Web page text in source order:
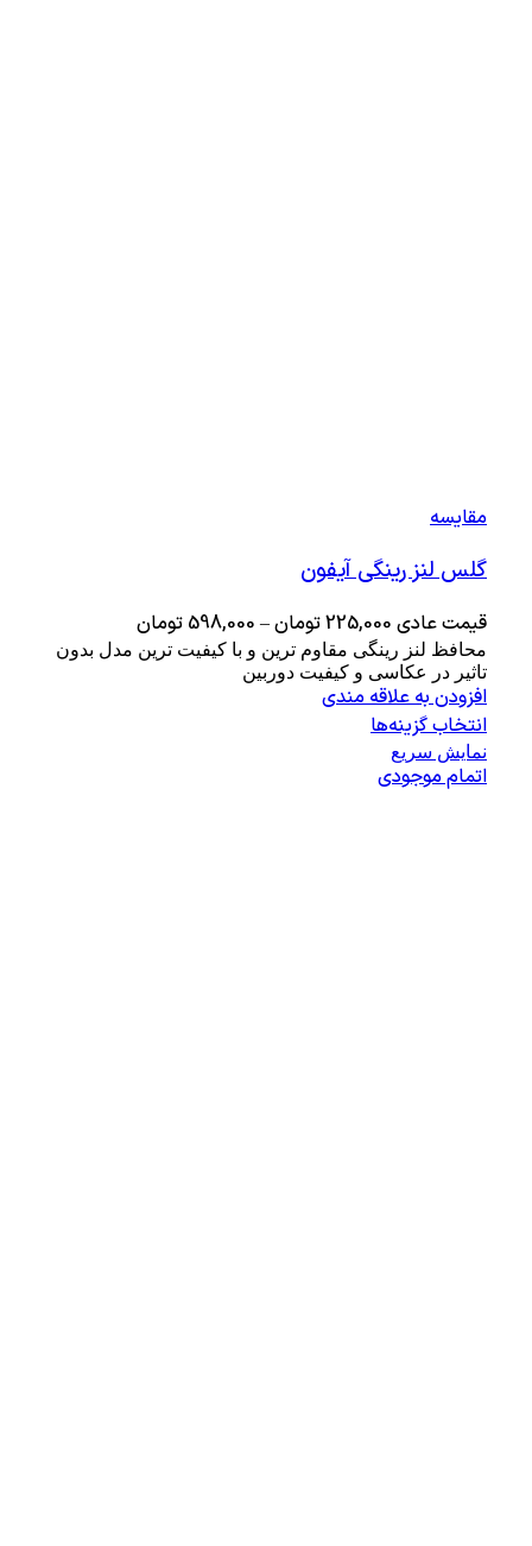
مقايسه
گلس لنز رینگی آیفون
قیمت عادی 225,000تومان–
598,000 تومان
محافظ لنز رینگی مقاوم ترین و با کیفیت ترین مدل بدون
تاثیر در عکاسی و کیفیت دوربین
افزودن به علاقه مندی
انتخاب گزینه‌ها
نمایش سریع
اتمام موجودی